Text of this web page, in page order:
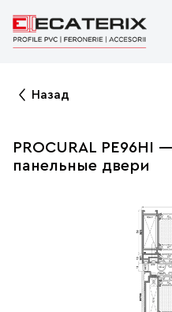
Назад
PROCURAL
панельные двери